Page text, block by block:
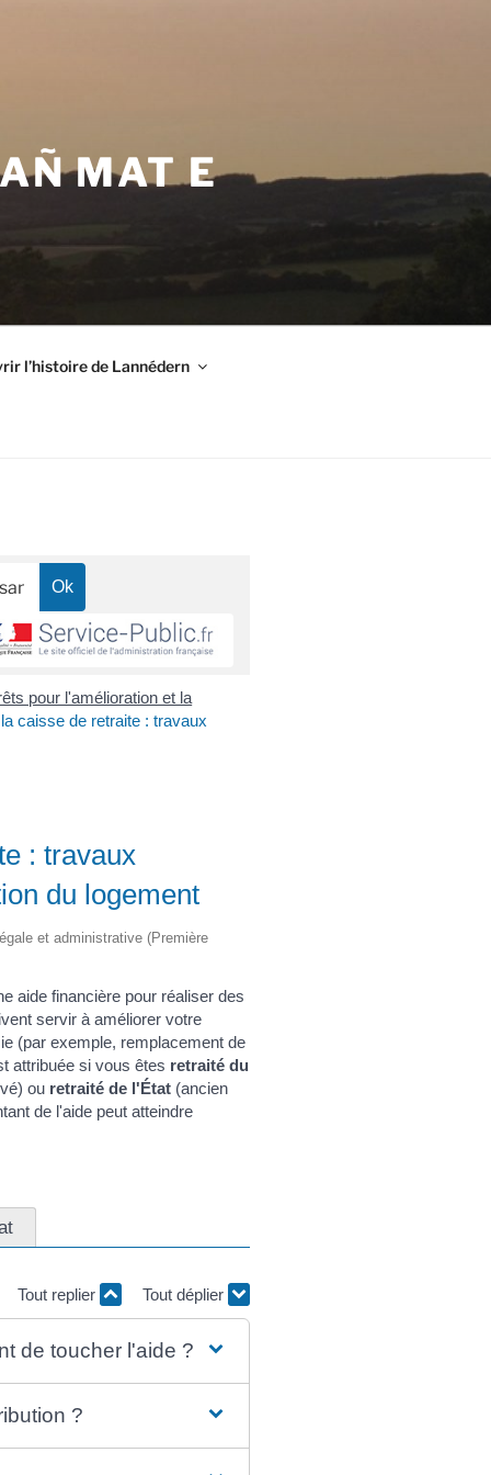
MAT E
l’histoire de Lannédern
pour l'amélioration et la
caisse de retraite : travaux
: travaux
du logement
et administrative (Première
aide financière pour réaliser des
servir à améliorer votre
(par exemple, remplacement de
attribuée si vous êtes retraité du
ou retraité de l'État(ancien
de l'aide peut atteindre
Tout replier Tout déplier
de toucher l'aide ?
?